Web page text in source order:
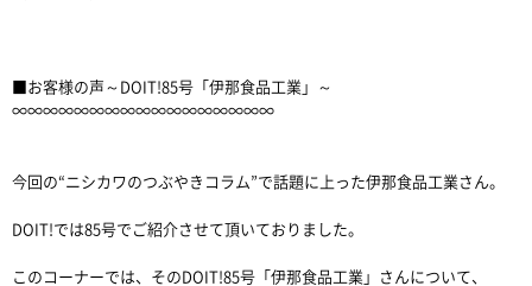
■お客様の声～DOIT!85号「伊那食品工業」～
∞∞∞∞∞∞∞∞∞∞∞∞∞∞∞∞∞
今回の“ニシカワのつぶやきコラム”で話題に上った伊那食品工業さん。
DOIT!では85号でご紹介させて頂いておりました。
このコーナーでは、そのDOIT!85号「伊那食品工業」さんについて、